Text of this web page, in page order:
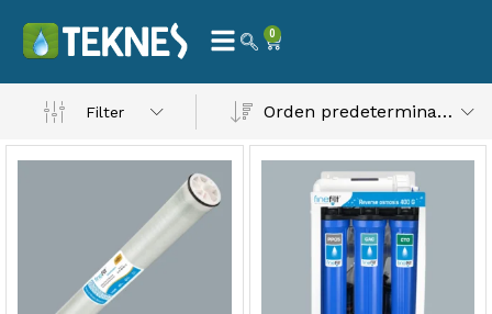
0
Filter Orden predeterminado
– Máxima Calidad En Filtración
3,900.00
Finefilt – Kit de Repuestos 2 Etapas 2.5×10 | Cartucho de Sedimentos + Carbón Activado en Bloque